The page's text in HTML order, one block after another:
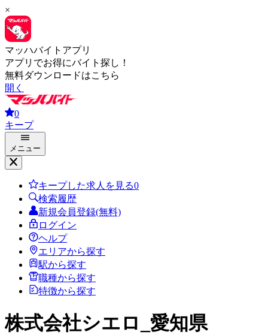
×
マッハバイトアプリ
アプリでお得にバイト探し！
無料ダウンロードはこちら
開く
0
キープ
メニュー
キープした求人を見る0
検索履歴
新規会員登録(無料)
ログイン
ヘルプ
エリアから探す
駅から探す
職種から探す
特徴から探す
株式会社シエロ_愛知県